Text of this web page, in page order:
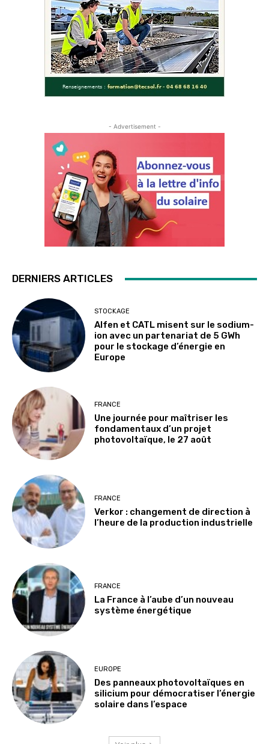
- Advertisement -
DERNIERS ARTICLES
STOCKAGE
Alfen et CATL misent sur le sodium-
ion avec un partenariat de 5 GWh
pour le stockage d’énergie en
Europe
FRANCE
Une journée pour maîtriser les
fondamentaux d’un projet
photovoltaïque, le 27 août
FRANCE
Verkor : changement de direction à
l’heure de la production industrielle
FRANCE
La France à l’aube d’un nouveau
système énergétique
EUROPE
Des panneaux photovoltaïques en
silicium pour démocratiser l’énergie
solaire dans l’espace